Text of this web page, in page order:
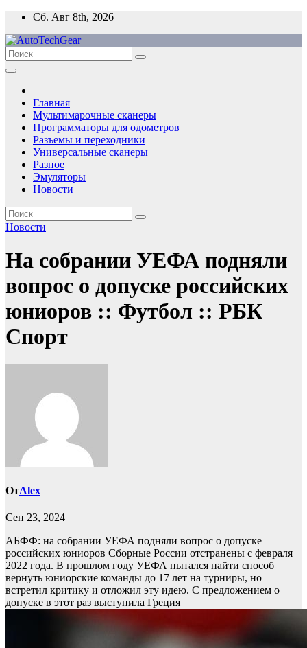
Перейти
содержимому
Сб. Авг 8th, 2026
Главная
Мультимарочные сканеры
Программаторы для одометров
Разъемы и переходники
Универсальные сканеры
Разное
Эмуляторы
Новости
Новости
На собрании УЕФА подняли
вопрос о допуске российских
юниоров :: Футбол :: РБК
Спорт
ОтAlex
Сен 23, 2024
АБФФ: на собрании УЕФА подняли вопрос о допуске
российских юниоров Сборные России отстранены с февраля
2022 года. В прошлом году УЕФА пытался найти способ
вернуть юниорские команды до 17 лет на турниры, но
встретил критику и отложил эту идею. С предложением о
допуске в этот раз выступила Греция